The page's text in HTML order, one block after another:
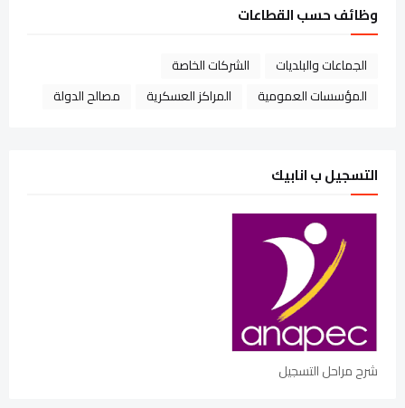
وظائف حسب القطاعات
الجماعات والبلديات
الشركات الخاصة
المؤسسات العمومية
المراكز العسكرية مصالح الدولة
التسجيل ب انابيك
شرح مراحل التسجيل